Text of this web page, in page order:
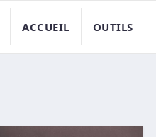
ACCUEIL OUTILS